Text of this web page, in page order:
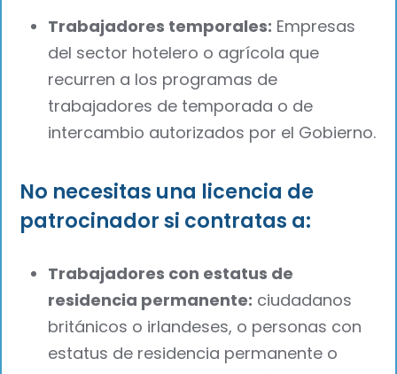
Trabajadores temporales: Empresas
del sector hotelero o agrícola que
recurren a los programas de
trabajadores de temporada o de
intercambio autorizados por el Gobierno.
No necesitas una licencia de
patrocinador si contratas a:
Trabajadores con estatus de
residencia permanente: ciudadanos
británicos o irlandeses, o personas con
estatus de residencia permanente o